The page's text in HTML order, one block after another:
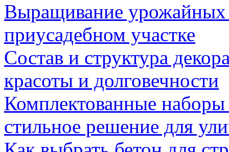
Выращивание урожайных
приусадебном участке
Состав и структура
красоты и долговечности
Комплектованные наборы
стильное решение для